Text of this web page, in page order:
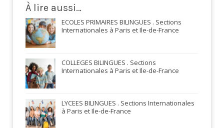
À lire aussi…
ECOLES PRIMAIRES BILINGUES . Sections
Internationales à Paris et Ile-de-France
COLLEGES BILINGUES . Sections
Internationales à Paris et Ile-de-France
LYCEES BILINGUES . Sections Internationales
à Paris et Ile-de-France